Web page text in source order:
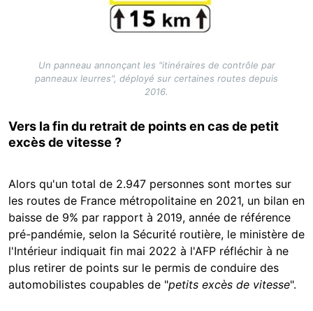
Un panneau annonçant les "itinéraires de contrôle par
panneaux leurres", déployé sur certaines routes depuis
2016.
Vers la fin du retrait de points en cas de petit
excès de vitesse ?
Alors qu'un total de 2.947 personnes sont mortes sur
les routes de France métropolitaine en 2021, un bilan en
baisse de 9% par rapport à 2019, année de référence
pré-pandémie, selon la Sécurité routière, le ministère de
l'Intérieur indiquait fin mai 2022 à l'AFP réfléchir à ne
plus retirer de points sur le permis de conduire des
automobilistes coupables de "petits excès de vitesse".